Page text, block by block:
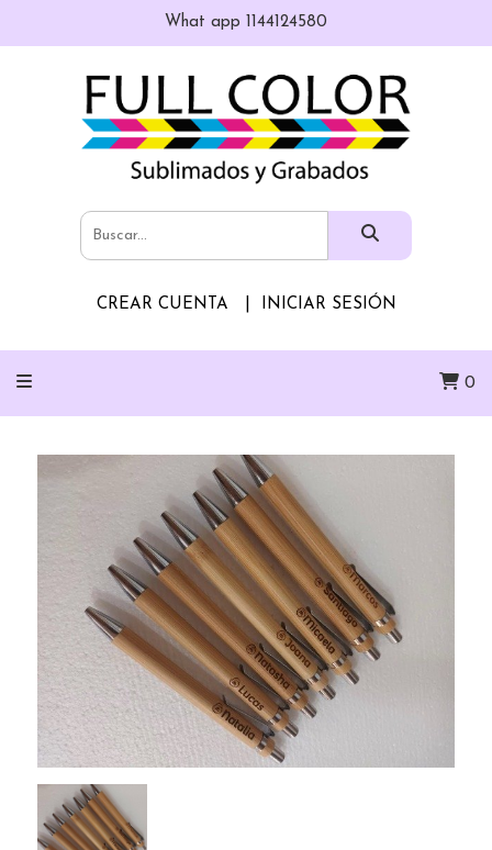
What app 1144124580
CREAR CUENTA INICIAR SESIÓN
0